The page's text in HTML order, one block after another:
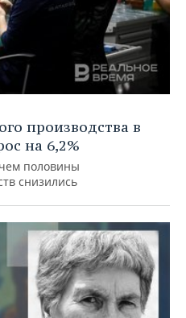
производства в
на 6,2%
половины
снизились